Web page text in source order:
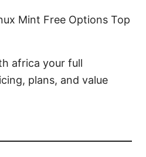
Mint Free Options Top
africa your full
plans, and value